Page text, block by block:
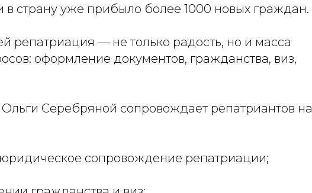
страну уже прибыло более 1000 новых граждан.
репатриация — не только радость, но и масса
оформление документов, гражданства, виз,
Серебряной сопровождает репатриантов на
сопровождение репатриации;